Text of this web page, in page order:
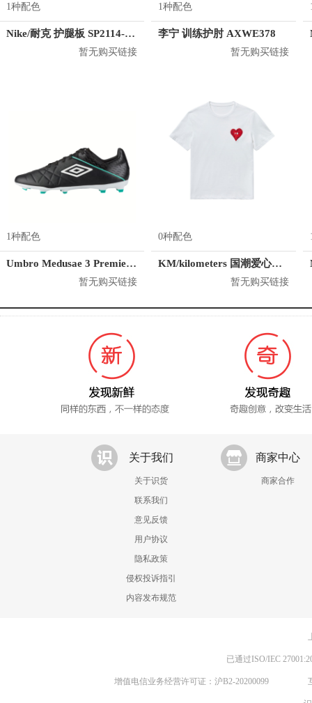
1种配色
Nike/耐克 护腿板 SP2114-100
暂无购买链接
1种配色
李宁 训练护肘 AXWE378
暂无购买链接
1种配色
Umbro Medusae 3 Premier FG
暂无购买链接
0种配色
KM/kilometers 国潮爱心短袖T恤 M2X2108466
暂无购买链接
关于我们
关于识货
联系我们
意见反馈
用户协议
隐私政策
侵权投诉指引
内容发布规范
商家中心
商家合作
已通过ISO/IEC
增值电信业务经营许可证：沪B2-20200099